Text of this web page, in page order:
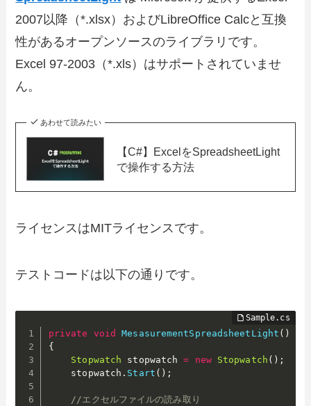
2007以降（*.xlsx）およびLibreOffice Calcと互換
性があるオープンソースのライブラリです。
Excel 97-2003（*.xls）はサポートされていませ
ん。
あわせて読みたい
【C#】ExcelをSpreadsheetLight
で操作する方法
ライセンスはMITライセンスです。
テストコードは以下の通りです。
private void MesasurementSpreadsheetLight ( )
{
Stopwatch stopwatch = new Stopwatch ( ) ;
    stopwatch
. Start ( ) ;
//エクセルファイルの読み取り